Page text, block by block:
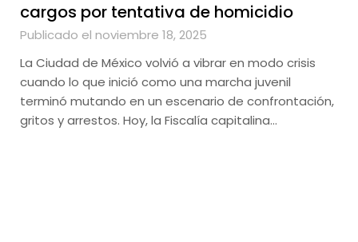
cargos por tentativa de homicidio
Publicado el noviembre 18, 2025
La Ciudad de México volvió a vibrar en modo crisis
cuando lo que inició como una marcha juvenil
terminó mutando en un escenario de confrontación,
gritos y arrestos. Hoy, la Fiscalía capitalina…